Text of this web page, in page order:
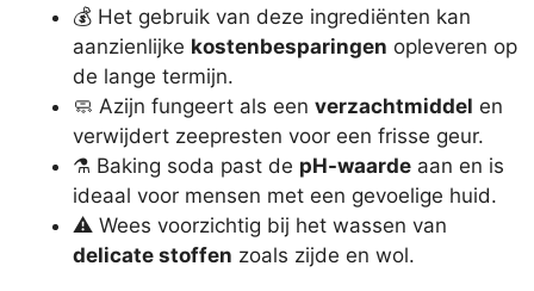
💰 Het gebruik van deze ingrediënten kan
aanzienlijke kostenbesparingen opleveren op
de lange termijn.
🧼 Azijn fungeert als een verzachtmiddel en
verwijdert zeepresten voor een frisse geur.
⚗️ Baking soda past de pH-waarde aan en is
ideaal voor mensen met een gevoelige huid.
⚠️ Wees voorzichtig bij het wassen van
delicate stoffen zoals zijde en wol.